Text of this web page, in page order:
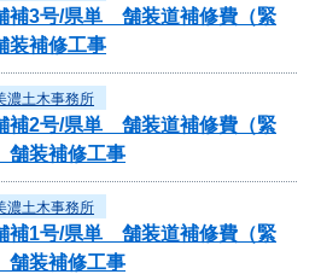
補3号/県単 舗装道補修費（緊
装補修工事
濃土木事務所
補2号/県単 舗装道補修費（緊
装補修工事
濃土木事務所
補1号/県単 舗装道補修費（緊
装補修工事